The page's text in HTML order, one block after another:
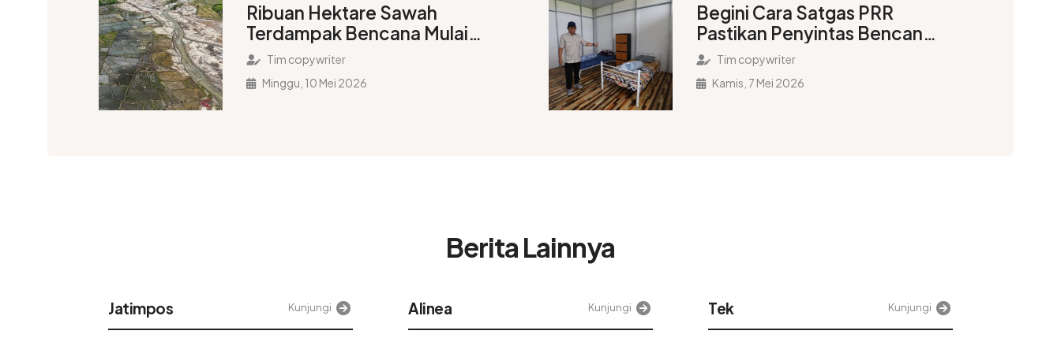
Ribuan Hektare Sawah
Terdampak Bencana Mulai
Ditanami Kembali
Tim copywriter
Minggu, 10 Mei 2026
Begini Cara Satgas PRR
Pastikan Penyintas Bencana
Sumatera Nyaman Tinggal di
Huntara
Tim copywriter
Kamis, 7 Mei 2026
Berita Lainnya
Alinea Kunjungi Tek Kunjungi Posjateng Kunjungi